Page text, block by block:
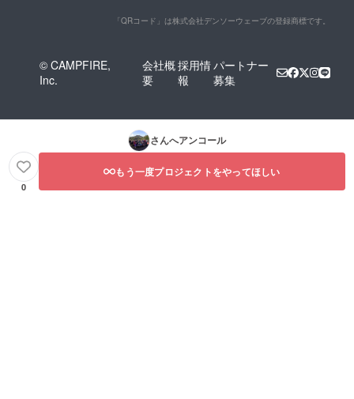
「QRコード」は株式会社デンソーウェーブの登録商標です。
© CAMPFIRE,
Inc.
会社概
要
採用情
報
パートナー
募集
さんへアンコール
0
もう一度プロジェクトをやってほしい